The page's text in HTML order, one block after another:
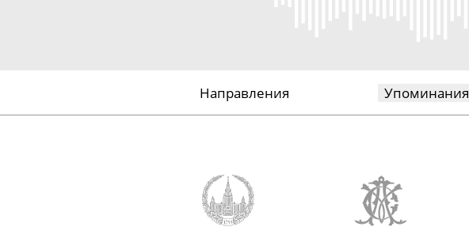
Направления Упоминания